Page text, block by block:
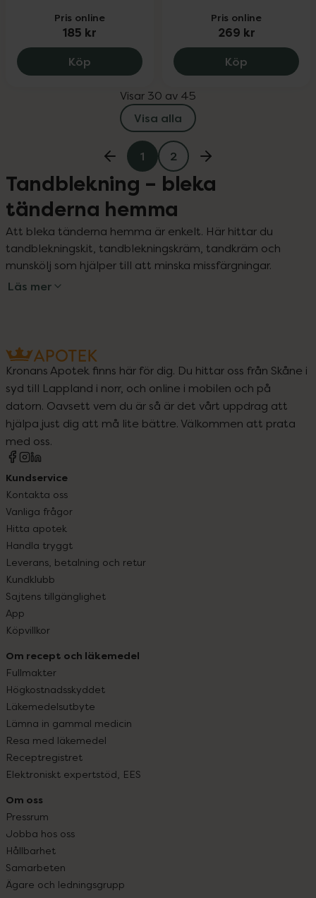
Pris online
185 kr
Köp Beconfident Teeth Whitening X1 Refill,
Pris online
269 kr
Köp Be Lucent
Visar 30 av 45
Visa alla
1 2
Tandblekning – bleka
tänderna hemma
Att bleka tänderna hemma är enkelt. Här hittar du
tandblekningskit, tandblekningskräm, tandkräm och
munskölj som hjälper till att minska missfärgningar.
Läs mer
Kronans Apotek finns här för dig. Du hittar oss från Skåne i
syd till Lappland i norr, och online i mobilen och på
datorn. Oavsett vem du är så är det vårt uppdrag att
hjälpa just dig att må lite bättre. Välkommen att prata
med oss.
Kundservice
Kontakta oss
Vanliga frågor
Hitta apotek
Handla tryggt
Leverans, betalning och retur
Kundklubb
Sajtens tillgänglighet
App
Köpvillkor
Om recept och läkemedel
Fullmakter
Högkostnadsskyddet
Läkemedelsutbyte
Lämna in gammal medicin
Resa med läkemedel
Receptregistret
Elektroniskt expertstöd, EES
Om oss
Pressrum
Jobba hos oss
Hållbarhet
Samarbeten
Ägare och ledningsgrupp